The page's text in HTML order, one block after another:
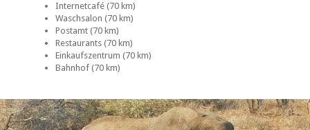
Internetcafé (70 km)
Waschsalon (70 km)
Postamt (70 km)
Restaurants (70 km)
Einkaufszentrum (70 km)
Bahnhof (70 km)